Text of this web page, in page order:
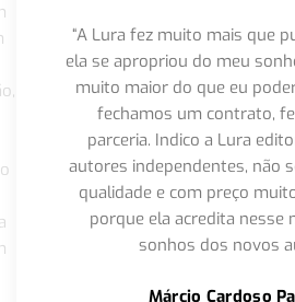
“A Lura fez muito mais que
ela se apropriou do meu
muito maior do que eu
fechamos um contrato,
parceria. Indico a Lura
autores independentes, não
qualidade e com preço
porque ela acredita nesse
sonhos dos novos
Márcio Cardoso